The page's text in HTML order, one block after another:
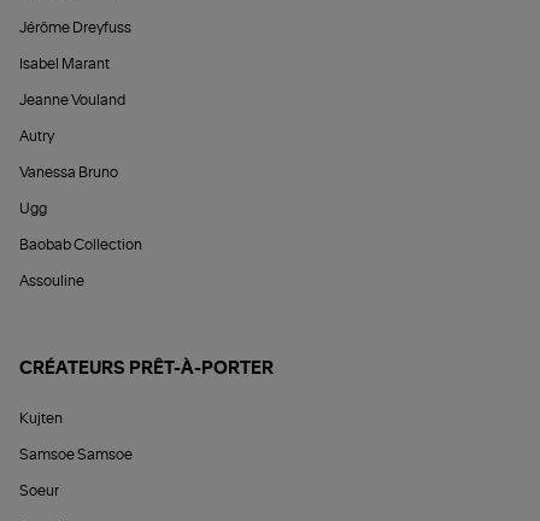
Jérôme Dreyfuss
Isabel Marant
Jeanne Vouland
Autry
Vanessa Bruno
Ugg
Baobab Collection
Assouline
CRÉATEURS PRÊT-À-PORTER
Kujten
Samsoe Samsoe
Soeur